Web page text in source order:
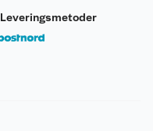
Leveringsmetoder